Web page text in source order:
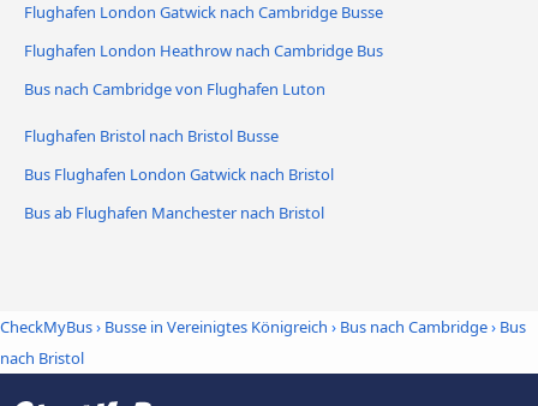
Flughafen London Gatwick nach Cambridge Busse
Flughafen London Heathrow nach Cambridge Bus
Bus nach Cambridge von Flughafen Luton
Flughafen Bristol nach Bristol Busse
Bus Flughafen London Gatwick nach Bristol
Bus ab Flughafen Manchester nach Bristol
CheckMyBus› Busse in Vereinigtes Königreich › Bus nach Cambridge› Bus
nach Bristol